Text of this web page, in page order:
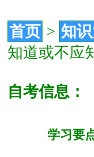
首页 > 知
知道或不应
自考信息：
学习要